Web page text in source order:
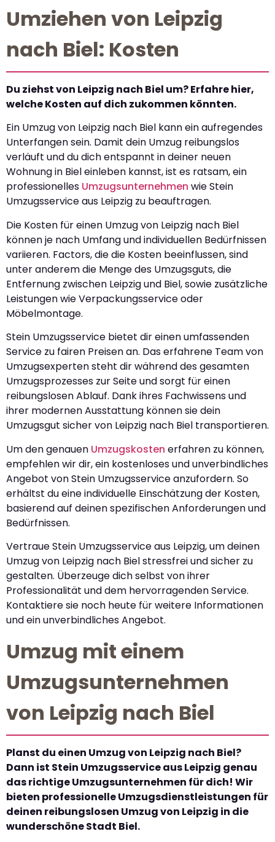
Umziehen von Leipzig
nach Biel: Kosten
Du ziehst von Leipzig nach Biel um? Erfahre hier,
welche Kosten auf dich zukommen könnten.
Ein Umzug von Leipzig nach Biel kann ein aufregendes
Unterfangen sein. Damit dein Umzug reibungslos
verläuft und du dich entspannt in deiner neuen
Wohnung in Biel einleben kannst, ist es ratsam, ein
professionelles Umzugsunternehmen wie Stein
Umzugsservice aus Leipzig zu beauftragen.
Die Kosten für einen Umzug von Leipzig nach Biel
können je nach Umfang und individuellen Bedürfnissen
variieren. Factors, die die Kosten beeinflussen, sind
unter anderem die Menge des Umzugsguts, die
Entfernung zwischen Leipzig und Biel, sowie zusätzliche
Leistungen wie Verpackungsservice oder
Möbelmontage.
Stein Umzugsservice bietet dir einen umfassenden
Service zu fairen Preisen an. Das erfahrene Team von
Umzugsexperten steht dir während des gesamten
Umzugsprozesses zur Seite und sorgt für einen
reibungslosen Ablauf. Dank ihres Fachwissens und
ihrer modernen Ausstattung können sie dein
Umzugsgut sicher von Leipzig nach Biel transportieren.
Um den genauen Umzugskosten erfahren zu können,
empfehlen wir dir, ein kostenloses und unverbindliches
Angebot von Stein Umzugsservice anzufordern. So
erhältst du eine individuelle Einschätzung der Kosten,
basierend auf deinen spezifischen Anforderungen und
Bedürfnissen.
Vertraue Stein Umzugsservice aus Leipzig, um deinen
Umzug von Leipzig nach Biel stressfrei und sicher zu
gestalten. Überzeuge dich selbst von ihrer
Professionalität und dem hervorragenden Service.
Kontaktiere sie noch heute für weitere Informationen
und ein unverbindliches Angebot.
Umzug mit einem
Umzugsunternehmen
von Leipzig nach Biel
Planst du einen Umzug von Leipzig nach Biel?
Dann ist Stein Umzugsservice aus Leipzig genau
das richtige Umzugsunternehmen für dich! Wir
bieten professionelle Umzugsdienstleistungen für
deinen reibungslosen Umzug von Leipzig in die
wunderschöne Stadt Biel.